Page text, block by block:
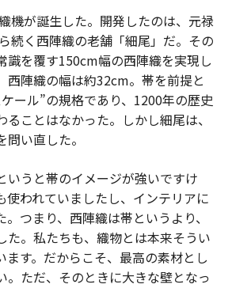
機が誕生した。開発したのは、元禄
続く西陣織の老舗「細尾」だ。その
識を覆す150cm幅の西陣織を実現し
西陣織の幅は約32cm。帯を前提と
ール”の規格であり、1200年の歴史
ことはなかった。しかし細尾は、
い直した。
いうと帯のイメージが強いですけ
使われていましたし、インテリアに
つまり、西陣織は帯というより、
た。私たちも、織物とは本来そうい
ます。だからこそ、最高の素材とし
。ただ、そのときに大きな壁となっ